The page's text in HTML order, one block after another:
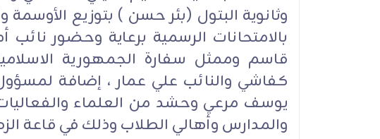
وثانوية البتول (بئر حسن ) بتوزيع الأوسمة
بالامتحانات الرسمية برعاية وحضور
قاسم وممثل سفارة الجمهورية
كفاشي والنائب علي عمار ، إضافة
يوسف مرعي وحشد من العلماء والفعاليات
والمدارس وأهالي الطلاب وذلك في قاعة